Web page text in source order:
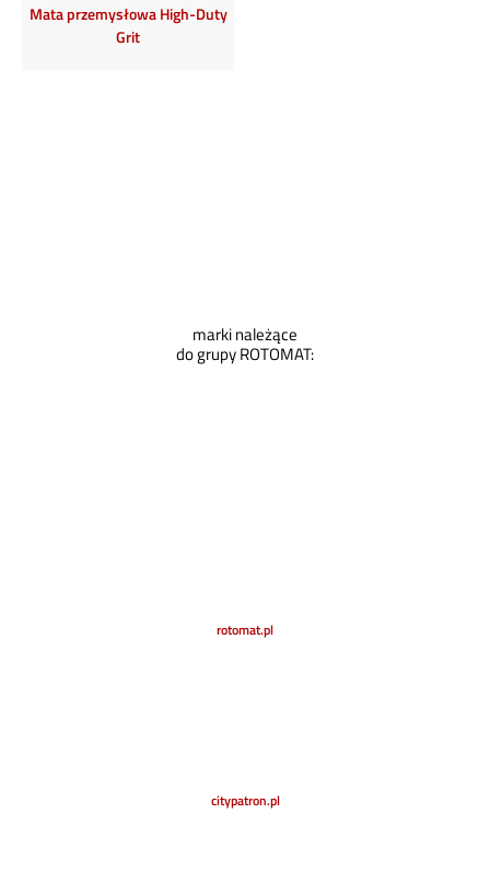
Mata przemysłowa High-Duty
Grit
marki należące
do grupy ROTOMAT:
rotomat.pl
citypatron.pl